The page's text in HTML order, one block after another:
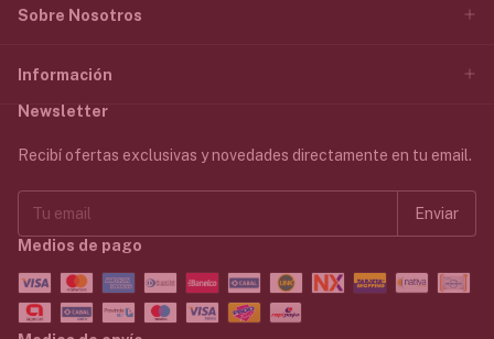
Sobre Nosotros
Información
Newsletter
Recibí ofertas exclusivas y novedades directamente en tu email.
Medios de pago